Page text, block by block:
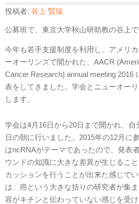
投稿者: 谷上 賢瑞
公募班で、東京大学秋山研助教の谷上で
今年も若手支援制度を利用し、アメリ
ーオーリンズで開かれた、AACR
Cancer Research) annual meeting 2016
表をしてきました。学会とニューオー
します。
学会は4月16日から20日まで開かれ、
日の朝に行いました。2015年の12月に
はncRNAがテーマであったので、発表
ウンドの知識に大きな差異が生じるこ
カッションを行うことが出来た感じで
は、癌という大きな括りの研究者が集
容がキチンと伝わっていない感じを受